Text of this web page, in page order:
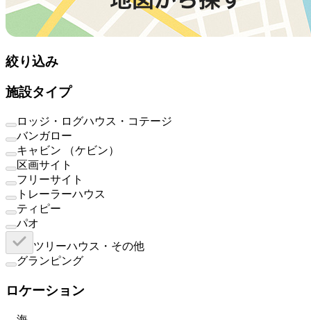
絞り込み
施設タイプ
ロッジ・ログハウス・コテージ
バンガロー
キャビン （ケビン）
区画サイト
フリーサイト
トレーラーハウス
ティピー
パオ
ツリーハウス・その他
グランピング
ロケーション